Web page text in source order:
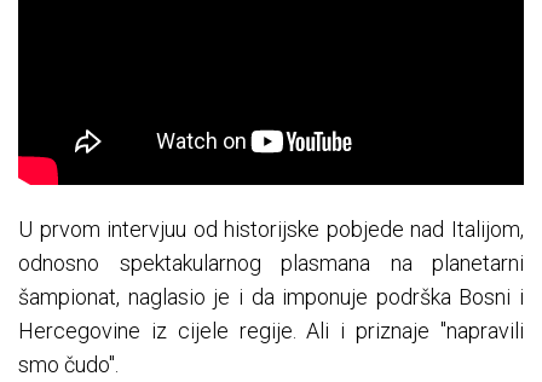
U prvom intervjuu od historijske pobjede nad Italijom,
odnosno spektakularnog plasmana na planetarni
šampionat, naglasio je i da imponuje podrška Bosni i
Hercegovine iz cijele regije. Ali i priznaje "napravili
smo čudo".